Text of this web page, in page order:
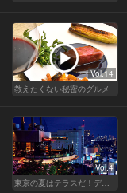
Vol.14
教えたくない秘密のグルメ
Vol.4